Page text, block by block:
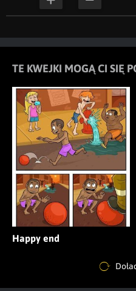
TE KWEJKI MOGĄ CI SIĘ
Happy end